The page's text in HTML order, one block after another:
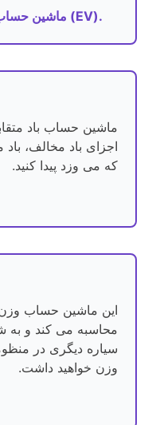
ماشین حساب زمان شارژ خودروی الکتریکی (EV).
ماشین حساب باد
اجزای باد مخالف،
که می وزد پیدا کنید.
این ماشین حساب وزن
محاسبه می کند و به
سیاره دیگری در
وزن خواهید داشت.